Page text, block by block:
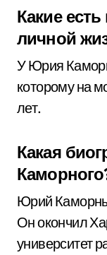
Какие
личной
У Юрия
которому на
лет.
Какая
Юрий
Он окончил
университет